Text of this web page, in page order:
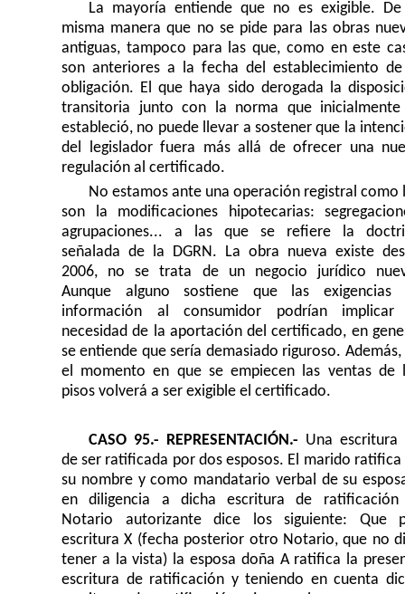
La mayoría entiende que no es exigible.
misma manera que no se pide para las obras
antiguas, tampoco para las que, como en este
son anteriores a la fecha del establecimiento
obligación. El que haya sido derogada la
transitoria junto con la norma que
estableció, no puede llevar a sostener que la
del legislador fuera más allá de ofrecer una
regulación al certificado.
No estamos ante una operación registral como
son la modificaciones hipotecarias:
agrupaciones... a las que se refiere la
señalada de la DGRN. La obra nueva existe
2006, no se trata de un negocio jurídico
Aunque alguno sostiene que las exigencias
información al consumidor podrían
necesidad de la aportación del certificado, en
se entiende que sería demasiado riguroso. Además,
el momento en que se empiecen las ventas de
pisos volverá a ser exigible el certificado.
CASO 95.- REPRESENTACIÓN.- Una escritura
de ser ratificada por dos esposos. El marido ratifica
su nombre y como mandatario verbal de su
en diligencia a dicha escritura de
Notario autorizante dice los siguiente: Que
escritura X (fecha posterior otro Notario, que no
tener a la vista) la esposa doña A ratifica la
escritura de ratificación y teniendo en cuenta